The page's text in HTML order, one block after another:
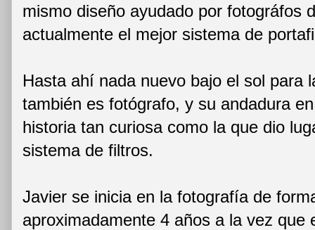
mismo diseño ayudado por fotográfos
actualmente el mejor sistema de
Hasta ahí nada nuevo bajo el sol para
también es fotógrafo, y su andadura
historia tan curiosa como la que dio
sistema de filtros.
Javier se inicia en la fotografía de
aproximadamente 4 años a la vez que